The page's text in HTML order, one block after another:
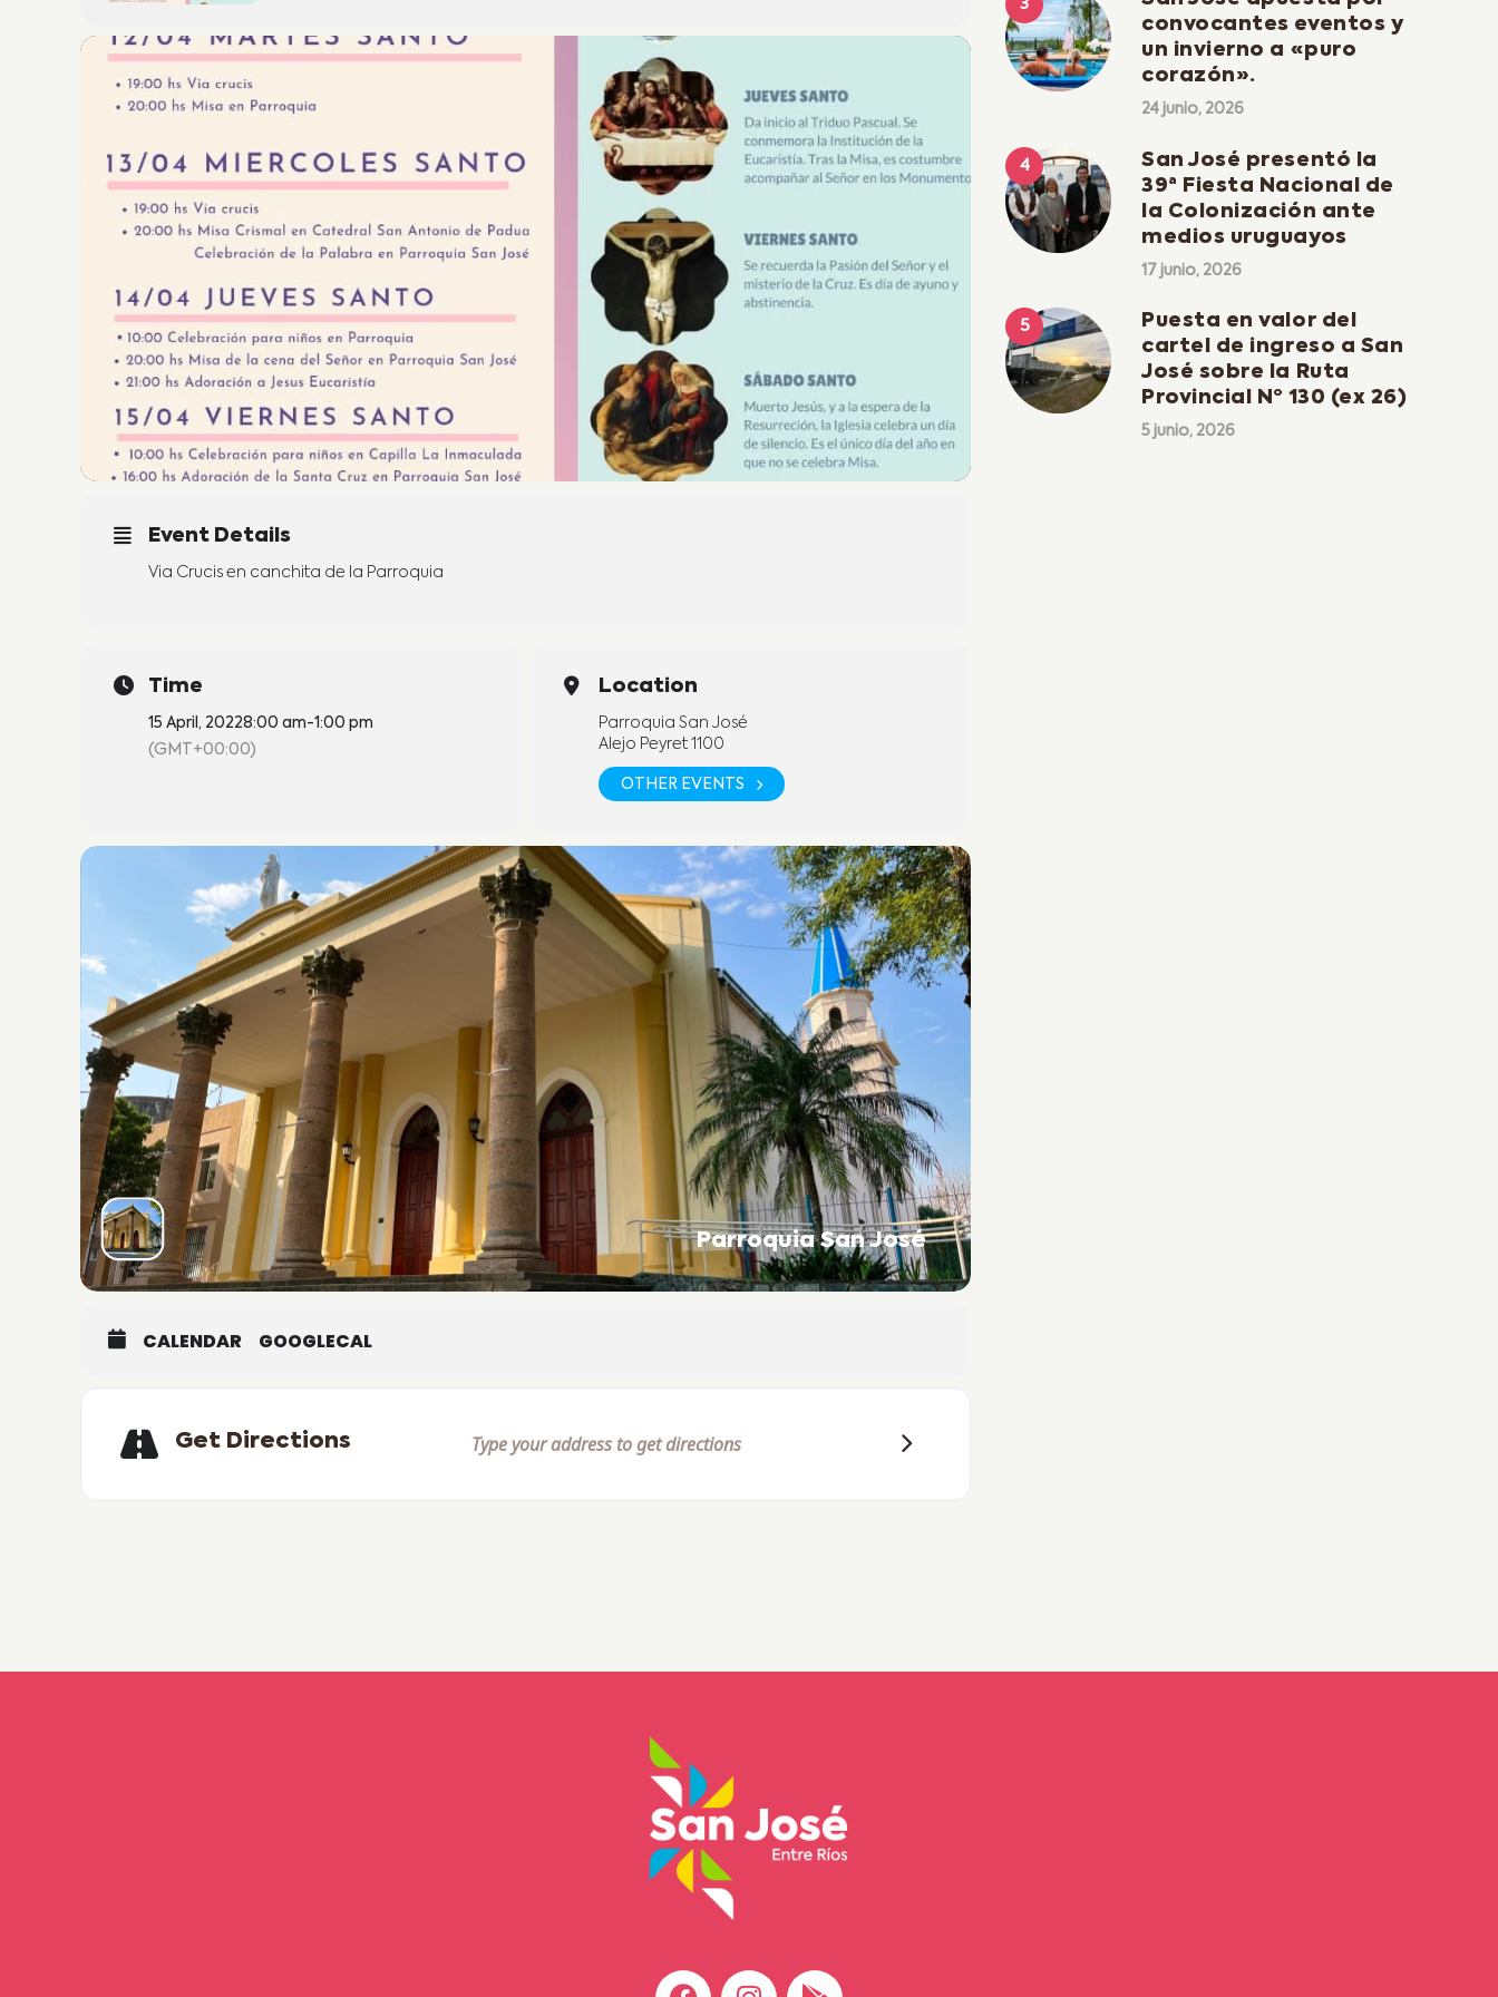
Event Details
Via Crucis en canchita de la Parroquia
Time
15 April, 20228:00 am-1:00 pm
(GMT+00:00)
Location
Parroquia San José
Alejo Peyret 1100
OTHER EVENTS
Parroquia San José
CALENDAR GOOGLECAL
Get Directions
convocantes eventos y
un invierno a «puro
corazón».
24 junio, 2026
San José presentó la
39ª Fiesta Nacional de
la Colonización ante
medios uruguayos
17 junio, 2026
Puesta en valor del
cartel de ingreso a San
José sobre la Ruta
Provincial Nº 130 (ex 26)
5 junio, 2026